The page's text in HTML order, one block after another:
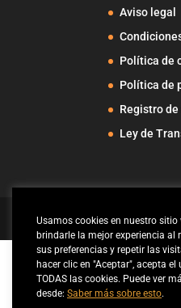
Aviso legal
Política de
Política de
Registro
Ley de
Fundación
Usamos cookies en nuestro sitio
brindarle la mejor experiencia al
sus preferencias y repetir las
hacer clic en "Aceptar", acepta el
TODAS las cookies. Puede ver
desde: Saber más sobre esto.